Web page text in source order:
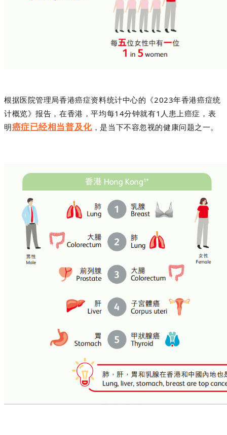
根据医院管理局香港癌症资料统计中心的《2023年香港癌症统
计概览》报告，在香港，平均每14分钟就有1人患上癌症，表
明癌症已经相当普及化，是当下不容忽视的健康问题之一。